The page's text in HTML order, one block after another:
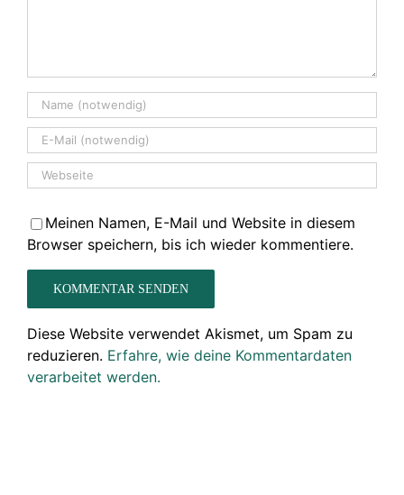
Meinen Namen, E-Mail und Website in diesem
Browser speichern, bis ich wieder kommentiere.
Diese Website verwendet Akismet, um Spam zu
reduzieren. Erfahre, wie deine Kommentardaten
verarbeitet werden.